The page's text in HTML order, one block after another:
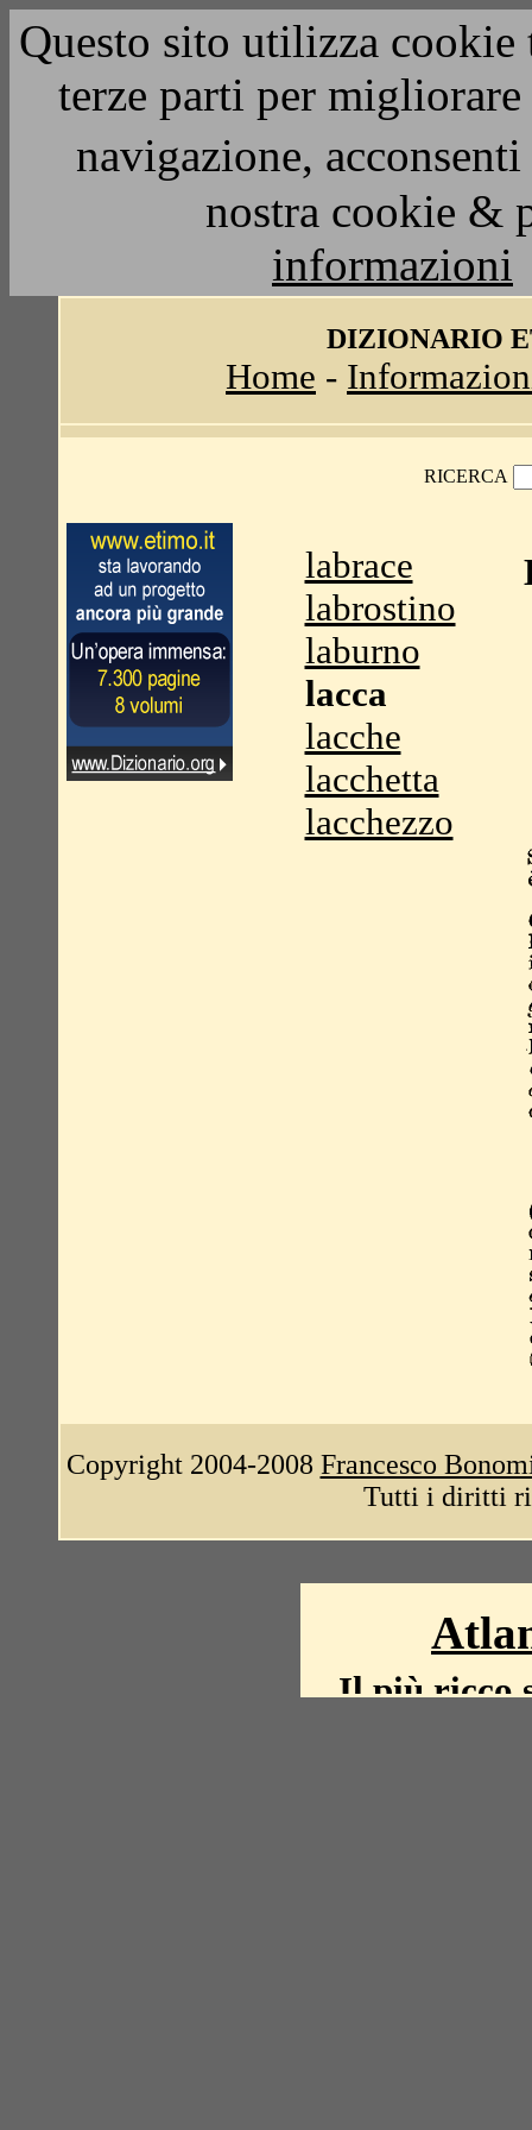
Questo sito utilizza
terze parti per
navigazione,
nostra cookie &
informazioni
DIZIONARIO
Home -
RICERCA
labrace
labrostino
laburno
lacca
lacche
lacchetta
lacchezzo
Copyright 2004-2008 Francesco
Tutti i diritti
Il più ricco